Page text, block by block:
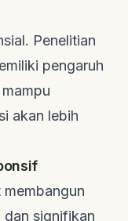
Penelitian
pengaruh
akan lebih
signifikan